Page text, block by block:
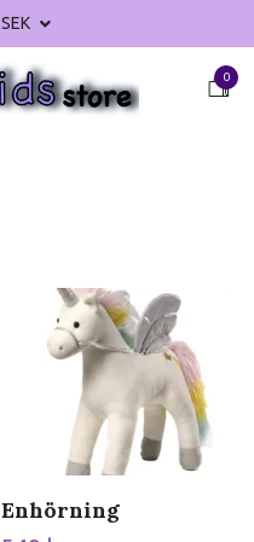
SEK
0
Enhörning